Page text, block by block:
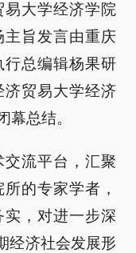
易大学经济学院
主旨发言由重庆
行总编辑杨果研
济贸易大学经济
幕总结。
流平台，汇聚
的专家学者，
，对进一步深
经济社会发展形